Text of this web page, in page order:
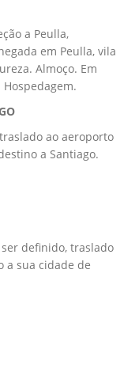
a Peulla,
em Peulla, vila
Almoço. Em
ao aeroporto
a Santiago.
definido, traslado
a sua cidade de